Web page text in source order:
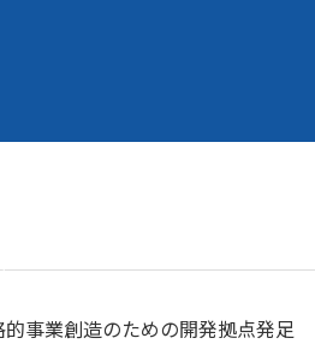
事業創造のための開発拠点発足